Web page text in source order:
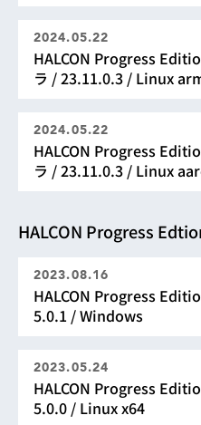
2024.05.22
HALCON Progress
ラ / 23.11.0.3 / Linux
2024.05.22
HALCON Progress
ラ / 23.11.0.3 / Linux
HALCON Progress
2023.08.16
HALCON Progress
5.0.1 / Windows
2023.05.24
HALCON Progress
5.0.0 / Linux x64